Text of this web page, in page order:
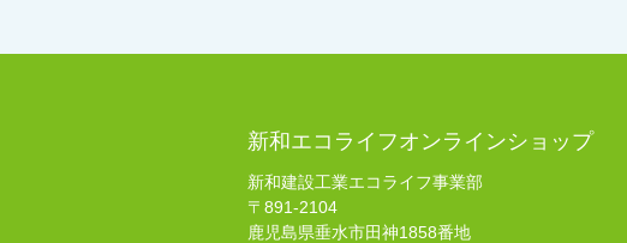
新和エコライフオンラインショップ
新和建設工業エコライフ事業部
〒891-2104
鹿児島県垂水市田神1858番地